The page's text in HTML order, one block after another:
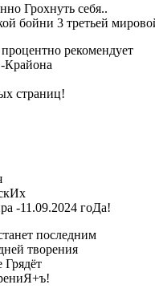
Грохнуть себя..
бойни 3 третьей
рекомендует
Крайона
страниц!
-11.09.2024 гоДа!
последним
творения